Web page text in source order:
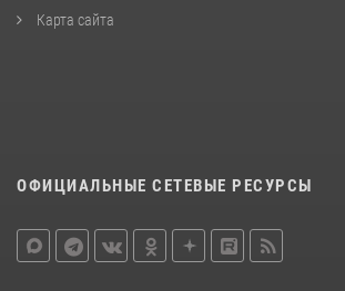
Карта сайта
ОФИЦИАЛЬНЫЕ СЕТЕВЫЕ РЕСУРСЫ